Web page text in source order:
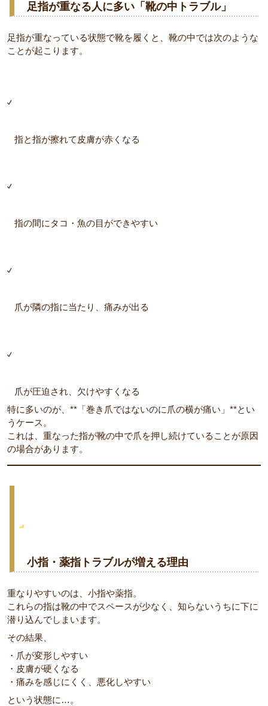
足指が重なる人に多い「靴の中トラブル」
足指が重なっている状態で靴を履くと、靴の中では次のような
ことが起こります。
指と指が擦れて皮膚が赤くなる
指の間にタコ・魚の目ができやすい
爪が隣の指に当たり、痛みが出る
爪が圧迫され、欠けやすくなる
特に多いのが、**「巻き爪ではないのに爪の横が痛い」**とい
うケース。
これは、重なった指が靴の中で爪を押し続けていることが原因
の場合があります。
小指・薬指トラブルが増える理由
重なりやすいのは、小指や薬指。
これらの指は靴の中でスペースが少なく、知らないうちに下に
潜り込んでしまいます。
その結果、
・爪が変形しやすい
・皮膚が硬くなる
・痛みを感じにくく、悪化しやすい
という状態に…。